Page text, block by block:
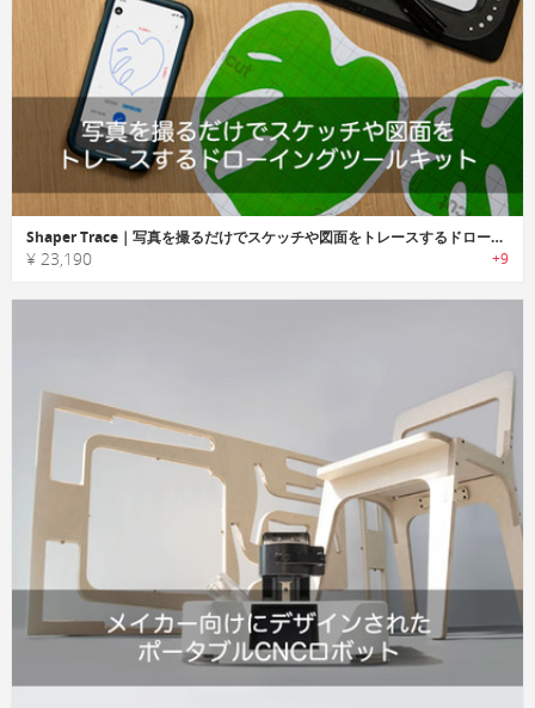
Shaper Trace｜写真を撮るだけでスケッチや図面をトレースするドローイングツールキット
¥ 23,190 +9